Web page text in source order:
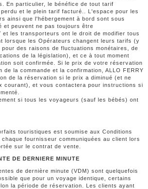
En particulier, le bénéfice de tout tarif
et le plein tarif facturé.. L'espace pour les
ainsi que l'hébergement à bord sont sous
et peuvent ne pas toujours être
et les transporteurs ont le droit de modifier tous
lorsque les Opérateurs changent leurs tarifs (y
des raisons de fluctuations monétaires, de
de la législation), et ce à tout moment
soit confirmée. Si le prix de votre réservation
de la commande et la confirmation, ALLO FERRY
de la réservation si le prix a diminué (et ne
courant), et vous contactera pour instructions si
si tous les voyageurs (sauf les bébés) ont
touristiques est soumise aux Conditions
fournisseur communiquées au client lors
sur le contrat de vente.
DE DERNIERE MINUTE
de dernière minute (VDM) sont quelquefois
que pour un voyage identique, certains
la période de réservation. Les clients ayant